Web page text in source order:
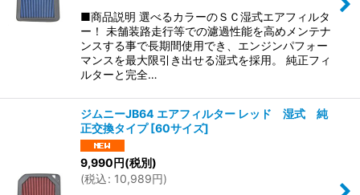
■商品説明 選べるカラーのＳＣ湿式エアフィルタ
ー！ 未舗装路走行等での濾過性能を高めメンテナ
ンスする事で長期間使用でき、エンジンパフォー
マンスを最大限引き出せる湿式を採用。 純正フィ
ルターと完全…
ジムニーJB64 エアフィルター レッド 湿式 純
正交換タイプ [60サイズ]
9,990円(税別)
(税込: 10,989円)